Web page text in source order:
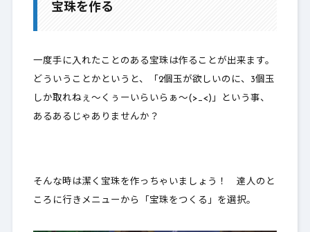
宝珠を作る
一度手に入れたことのある宝珠は作ることが出来ます。
どういうことかというと、「2個玉が欲しいのに、3個玉
しか取れねぇ～くぅーいらいらぁ～(>_<)」という事、
あるあるじゃありませんか？
そんな時は潔く宝珠を作っちゃいましょう！ 達人のと
ころに行きメニューから「宝珠をつくる」を選択。